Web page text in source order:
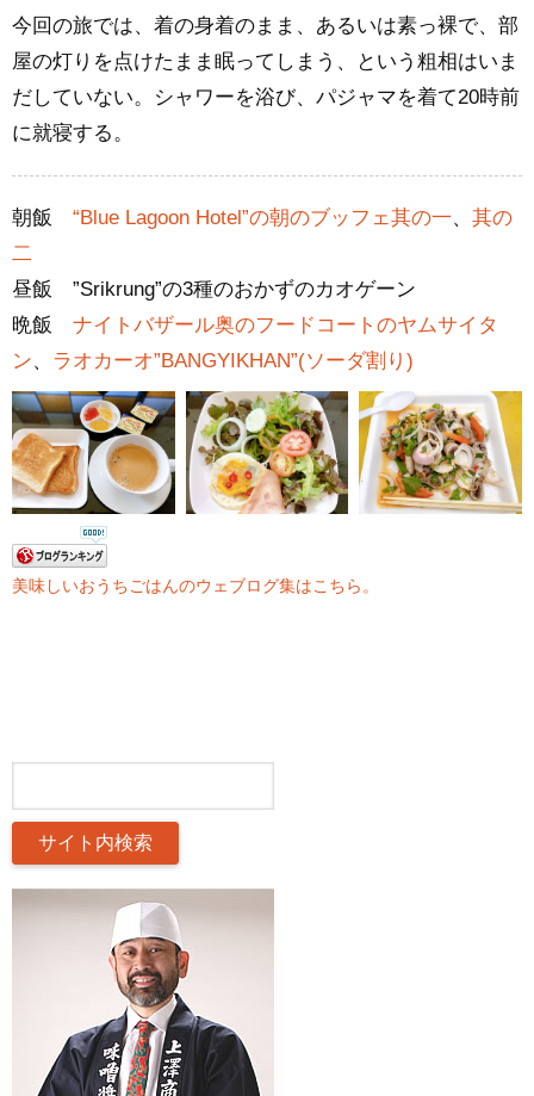
今回の旅では、着の身着のまま、あるいは素っ裸で、部
屋の灯りを点けたまま眠ってしまう、という粗相はいま
だしていない。シャワーを浴び、パジャマを着て20時前
に就寝する。
朝飯 “Blue Lagoon Hotel”の朝のブッフェ其の一、 其の
二
昼飯 ”Srikrung”の3種のおかずのカオゲーン
晩飯 ナイトバザール奥のフードコートのヤムサイタ
ン、 ラオカーオ”BANGYIKHAN”(ソーダ割り)
美味しいおうちごはんのウェブログ集はこちら。